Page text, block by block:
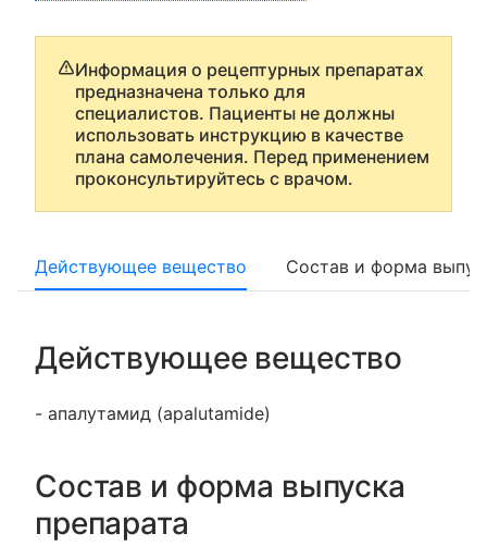
Информация о рецептурных препаратах
предназначена только для
специалистов. Пациенты не должны
использовать инструкцию в качестве
плана самолечения. Перед применением
проконсультируйтесь с врачом.
Действующее вещество Состав и форма
Действующее вещество
- апалутамид (apalutamide)
Состав и форма выпуска
препарата